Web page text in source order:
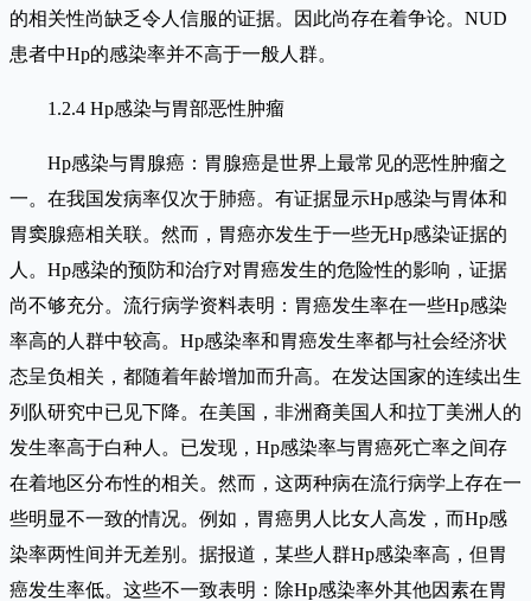
的相关性尚缺乏令人信服的证据。因此尚存在着争论。NUD
患者中Hp的感染率并不高于一般人群。
1.2.4 Hp感染与胃部恶性肿瘤
Hp感染与胃腺癌：胃腺癌是世界上最常见的恶性肿瘤之
一。在我国发病率仅次于肺癌。有证据显示Hp感染与胃体和
胃窦腺癌相关联。然而，胃癌亦发生于一些无Hp感染证据的
人。Hp感染的预防和治疗对胃癌发生的危险性的影响，证据
尚不够充分。流行病学资料表明：胃癌发生率在一些Hp感染
率高的人群中较高。Hp感染率和胃癌发生率都与社会经济状
态呈负相关，都随着年龄增加而升高。在发达国家的连续出生
列队研究中已见下降。在美国，非洲裔美国人和拉丁美洲人的
发生率高于白种人。已发现，Hp感染率与胃癌死亡率之间存
在着地区分布性的相关。然而，这两种病在流行病学上存在一
些明显不一致的情况。例如，胃癌男人比女人高发，而Hp感
染率两性间并无差别。据报道，某些人群Hp感染率高，但胃
癌发生率低。这些不一致表明：除Hp感染率外其他因素在胃